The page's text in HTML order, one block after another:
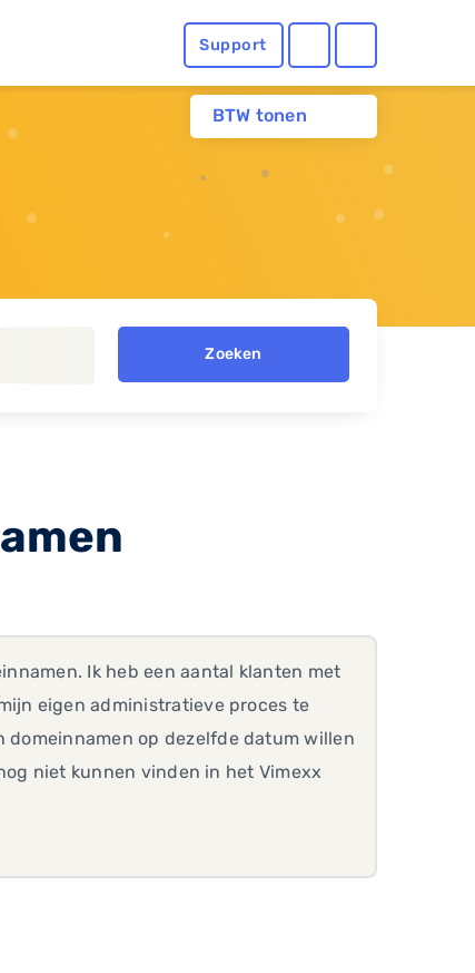
Support
BTW tonen
Zoeken
Ik heb een aantal klanten met
eigen administratieve proces te
domeinnamen op dezelfde datum willen
niet kunnen vinden in het Vimexx